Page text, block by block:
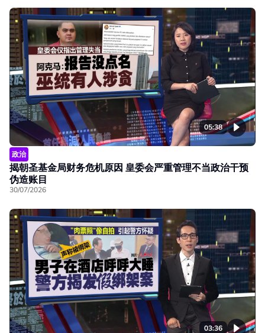
05:38
政治
揭朝圣基金局财务危机原因 皇委会严重管理不当政治干预
伪造账目
30/07/2026
03:36